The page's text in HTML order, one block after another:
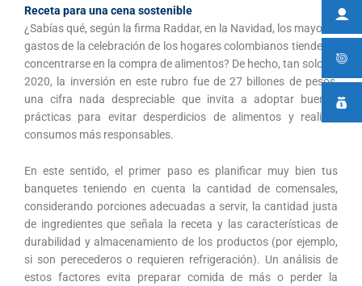
Receta para una cena sostenible
¿Sabías qué, según la firma Raddar, en la Navidad, los mayores
gastos de la celebración de los hogares colombianos tienden a
concentrarse en la compra de alimentos? De hecho, tan solo en
2020, la inversión en este rubro fue de 27 billones de pesos,
una cifra nada despreciable que invita a adoptar buenas
prácticas para evitar desperdicios de alimentos y realizar
consumos más responsables.
En este sentido, el primer paso es planificar muy bien tus
banquetes teniendo en cuenta la cantidad de comensales,
considerando porciones adecuadas a servir, la cantidad justa
de ingredientes que señala la receta y las características de
durabilidad y almacenamiento de los productos (por ejemplo,
si son perecederos o requieren refrigeración). Un análisis de
estos factores evita preparar comida de más o perder la